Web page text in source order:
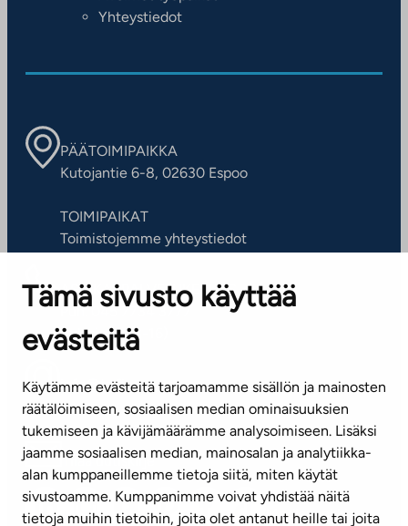
Tämä sivusto käyttää
evästeitä
Käytämme evästeitä tarjoamamme sisällön ja mainosten
räätälöimiseen, sosiaalisen median ominaisuuksien
tukemiseen ja kävijämäärämme analysoimiseen. Lisäksi
jaamme sosiaalisen median, mainosalan ja analytiikka-
alan kumppaneillemme tietoja siitä, miten käytät
sivustoamme. Kumppanimme voivat yhdistää näitä
tietoja muihin tietoihin, joita olet antanut heille tai joita
Yhteystiedot
PÄÄTOIMIPAIKKA
Kutojantie 6-8, 02630 Espoo
TOIMIPAIKAT
Toimistojemme yhteystiedot
ASIAKASPALVELUKESKUS
Puh. 045 7734 3777
(arkisin klo 8-16)
info@ta.fi
Tilaa uutiskirje
Mediapankki